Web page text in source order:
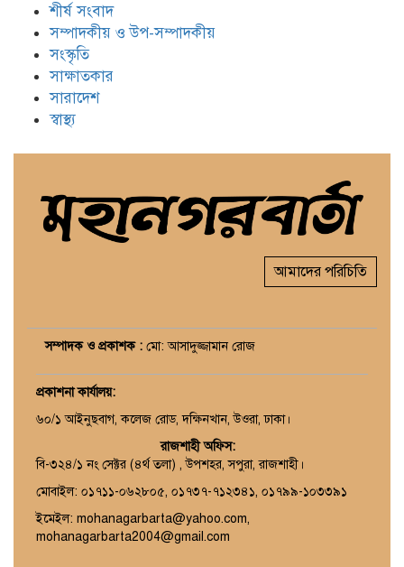
শীর্ষ সংবাদ
সম্পাদকীয় ও উপ-সম্পাদকীয়
সংস্কৃতি
সাক্ষাতকার
সারাদেশ
স্বাস্থ্য
আমাদের পরিচিতি
সম্পাদক ও প্রকাশক : মো: আসাদুজ্জামান রোজ
প্রকাশনা কার্যালয়:
৬০/১ আইনুছবাগ, কলেজ রোড, দক্ষিনখান, উওরা, ঢাকা।
রাজশাহী অফিস:
বি-৩২৪/১ নং সেক্টর (৪র্থ তলা) , উপশহর, সপুরা, রাজশাহী।
মোবাইল: ০১৭১১-০৬২৮০৫, ০১৭৩৭-৭১২৩৪১, ০১৭৯৯-১০৩৩৯১
ইমেইল: mohanagarbarta@yahoo.com,
mohanagarbarta2004@gmail.com